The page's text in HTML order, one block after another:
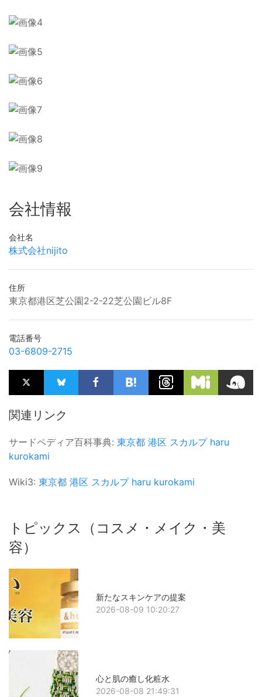
会社情報
会社名
株式会社nijito
住所
東京都港区芝公園2-2-22芝公園ビル8F
電話番号
03-6809-2715
関連リンク
サードペディア百科事典: 東京都 港区 スカルプ haru
kurokami
Wiki3: 東京都 港区 スカルプ haru kurokami
トピックス（コスメ・メイク・美
容）
新たなスキンケアの提案
2026-08-09 10:20:27
心と肌の癒し化粧水
2026-08-08 21:49:31